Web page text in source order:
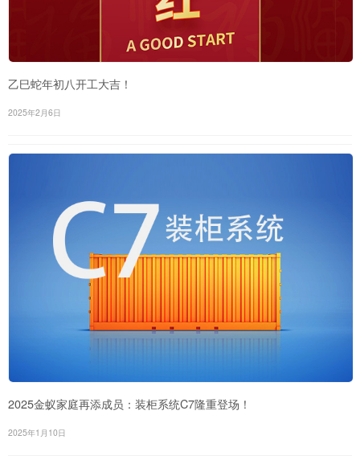
乙巳蛇年初八开工大吉！
2025年2月6日
2025金蚁家庭再添成员：装柜系统C7隆重登场！
2025年1月10日